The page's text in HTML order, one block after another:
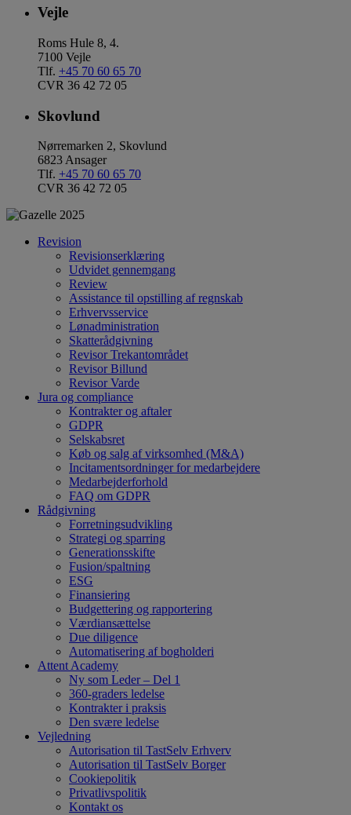
Vejle
Roms Hule 8, 4.
7100 Vejle
Tlf. +45 70 60 65 70
CVR 36 42 72 05
Skovlund
Nørremarken 2, Skovlund
6823 Ansager
Tlf. +45 70 60 65 70
CVR 36 42 72 05
Revision
Revisionserklæring
Udvidet gennemgang
Review
Assistance til opstilling af regnskab
Erhvervsservice
Lønadministration
Skatterådgivning
Revisor Trekantområdet
Revisor Billund
Revisor Varde
Jura og compliance
Kontrakter og aftaler
GDPR
Selskabsret
Køb og salg af virksomhed (M&A)
Incitamentsordninger for medarbejdere
Medarbejderforhold
FAQ om GDPR
Rådgivning
Forretningsudvikling
Strategi og sparring
Generationsskifte
Fusion/spaltning
ESG
Finansiering
Budgettering og rapportering
Værdiansættelse
Due diligence
Automatisering af bogholderi
Attent Academy
Ny som Leder – Del 1
360-graders ledelse
Kontrakter i praksis
Den svære ledelse
Vejledning
Autorisation til TastSelv Erhverv
Autorisation til TastSelv Borger
Cookiepolitik
Privatlivspolitik
Kontakt os